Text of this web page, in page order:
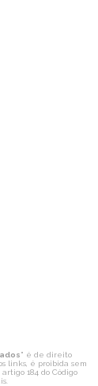
" é de direito
links, é proibida sem
184 do Código